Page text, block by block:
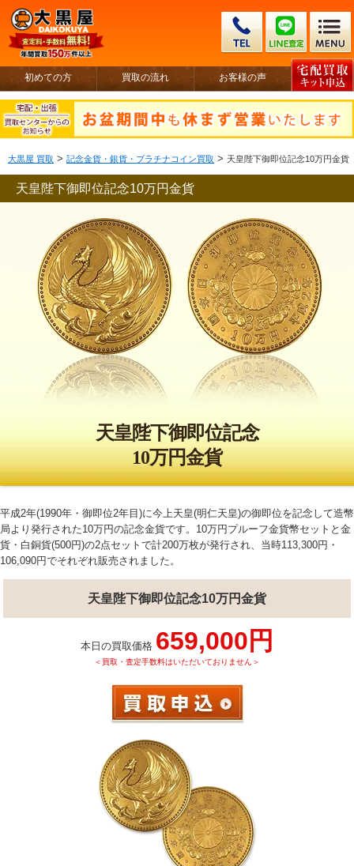
初めての方 買取の流れ お客様の声
大黒屋 買取 > 記念金貨・銀貨・プラチナコイン買取 > 天皇陛下御即位記念10万円金貨
天皇陛下御即位記念10万円金貨
天皇陛下御即位記念
10万円金貨
平成2年(1990年・御即位2年目)に今上天皇(明仁天皇)の御即位を記念して造幣
局より発行された10万円の記念金貨です。10万円プルーフ金貨幣セットと金
貨・白銅貨(500円)の2点セットで計200万枚が発行され、当時113,300円・
106,090円でそれぞれ販売されました。
天皇陛下御即位記念10万円金貨
本日の買取価格 659,000円
＜買取・査定手数料はいただいておりません＞